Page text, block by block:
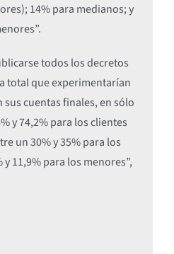
14% para medianos; y
todos los decretos
total que experimentarían
cuentas finales, en sólo
y 74,2% para los clientes
un 30% y 35% para los
11,9% para los menores”,